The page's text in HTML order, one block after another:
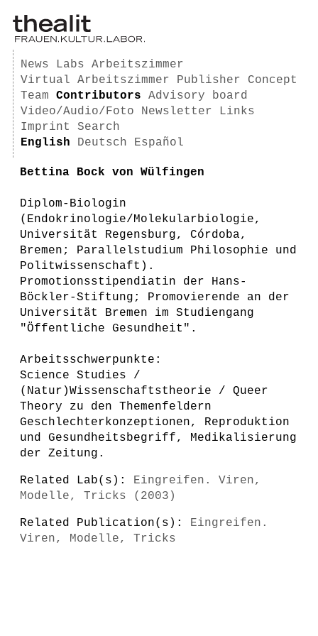
News Labs
Arbeitszimmer
Virtual Arbeitszimmer
Publisher
Concept
Team
Contributors
Advisory board
Video/Audio/Foto
Newsletter
Links
Imprint
Search
English
Deutsch Español
Bettina Bock von Wülfingen
Diplom-Biologin
(Endokrinologie/Molekularbiologie,
Universität Regensburg, Córdoba,
Bremen; Parallelstudium Philosophie und
Politwissenschaft).
Promotionsstipendiatin der Hans-
Böckler-Stiftung; Promovierende an der
Universität Bremen im Studiengang
"Öffentliche Gesundheit".
Arbeitsschwerpunkte:
Science Studies /
(Natur)Wissenschaftstheorie / Queer
Theory zu den Themenfeldern
Geschlechterkonzeptionen, Reproduktion
und Gesundheitsbegriff, Medikalisierung
der Zeitung.
Related Lab(s): Eingreifen. Viren,
Modelle, Tricks (2003)
Related Publication(s): Eingreifen.
Viren, Modelle, Tricks